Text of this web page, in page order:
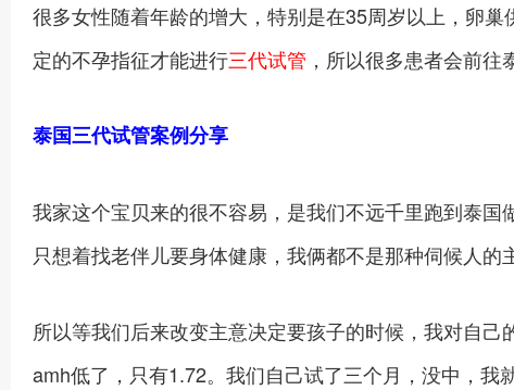
很多女性随着年龄的增大，特别是在35周岁以上，卵
定的不孕指征才能进行三代试管 ，所以很多患者会前
泰国三代试管案例分享
我家这个宝贝来的很不容易，是我们不远千里跑到泰国
只想着找老伴儿要身体健康，我俩都不是那种伺候人的
所以等我们后来改变主意决定要孩子的时候，我对自
amh低了，只有1.72。我们自己试了三个月，没中，我